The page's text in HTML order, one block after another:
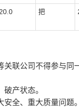
20.0 把
联公司不得参与同
产状态。
全、重大质量问题。